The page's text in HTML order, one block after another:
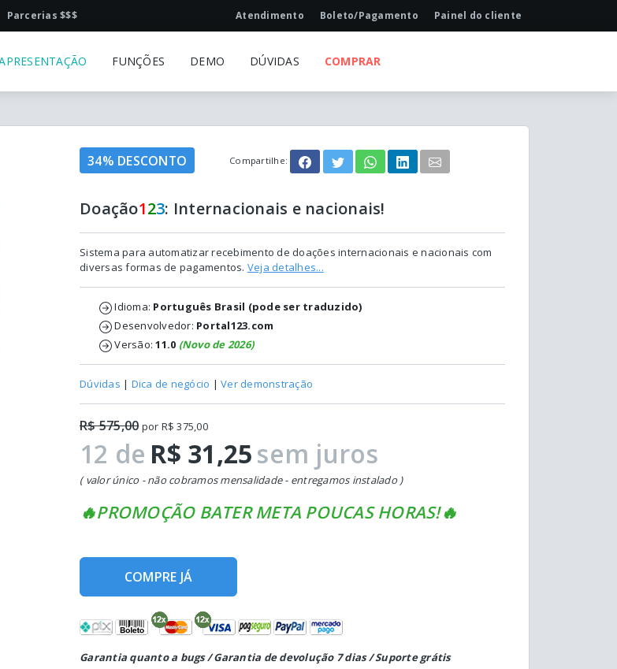
Parcerias $$$ Atendimento Boleto/Pagamento Painel do cliente
FUNÇÕES DEMO DÚVIDAS COMPRAR
34% DESCONTO Compartilhe:
Doação123: Internacionais e nacionais!
Sistema para automatizar recebimento de doações internacionais e nacionais com
diversas formas de pagamentos. Veja detalhes...
Idioma: Português Brasil (pode ser traduzido)
Desenvolvedor: Portal123.com
Versão:11.0 (Novo de 2026)
Dúvidas | Dica de negócio | Ver demonstração
R$ 575,00por R$ 375,00
12 de R$ 31,25sem juros
( valor único - não cobramos mensalidade - entregamos instalado )
🔥PROMOÇÃO BATER META POUCAS HORAS!🔥
COMPRE JÁ
Garantia quanto a bugs / Garantia de devolução 7 dias / Suporte grátis